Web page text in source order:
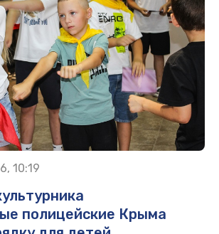
10:19
полицейские Крыма